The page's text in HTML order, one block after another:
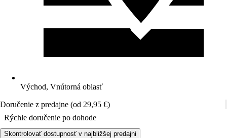
Východ, Vnútorná oblasť
Doručenie z predajne (od 29,95 €)
Rýchle doručenie po dohode
Skontrolovať dostupnosť v najbližšej predajni